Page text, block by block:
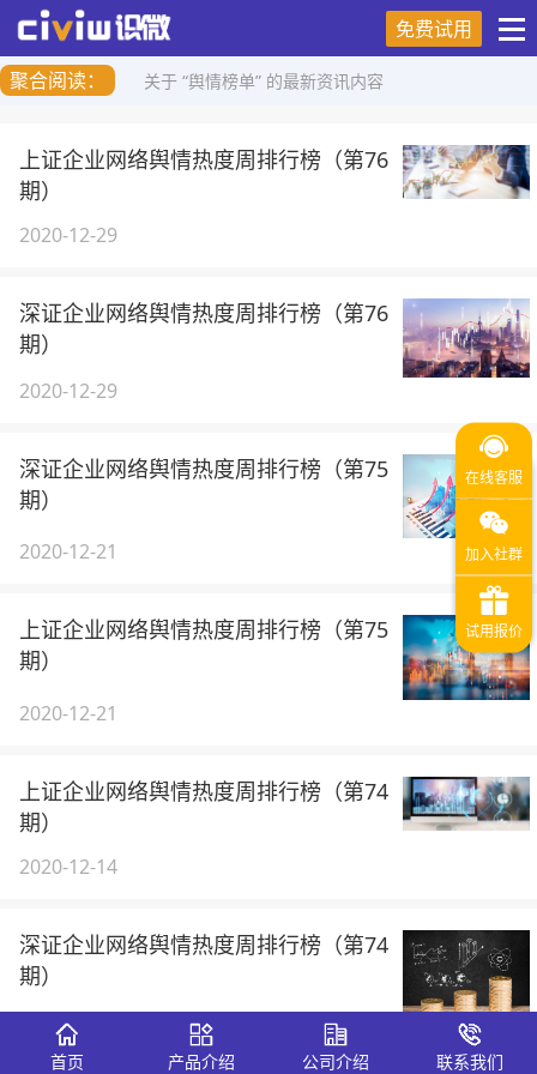
免费试用
聚合阅读：
关于 “舆情榜单” 的最新资讯内容
上证企业网络舆情热度周排行榜（第76
期）
2020-12-29
深证企业网络舆情热度周排行榜（第76
期）
2020-12-29
深证企业网络舆情热度周排行榜（第75
期）
2020-12-21
上证企业网络舆情热度周排行榜（第75
期）
2020-12-21
上证企业网络舆情热度周排行榜（第74
期）
2020-12-14
深证企业网络舆情热度周排行榜（第74
期）
2020-12-14
首页 产品介绍 公司介绍 联系我们